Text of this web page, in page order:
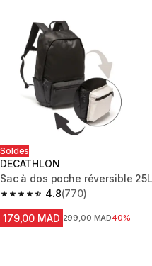
Soldes
DECATHLON
Sac à dos poche réversible 25L
4.8
4.8 out of 5 stars from 770
(770)
179,00 MAD Prix avant la réduction
299,00 MAD40%